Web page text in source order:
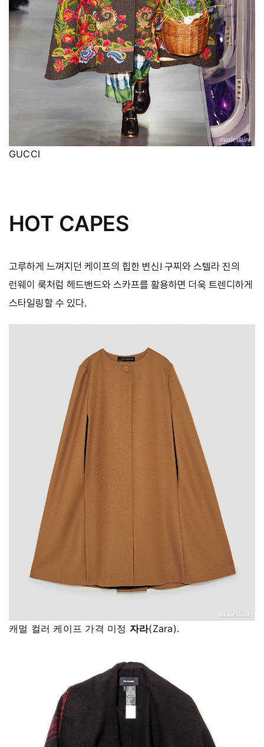
GUCCI
HOT CAPES
고루하게 느껴지던 케이프의 힙한 변신! 구찌와 스텔라 진의
런웨이 룩처럼 헤드밴드와 스카프를 활용하면 더욱 트렌디하게
스타일링할 수 있다.
캐멀 컬러 케이프 가격 미정 자라(Zara).